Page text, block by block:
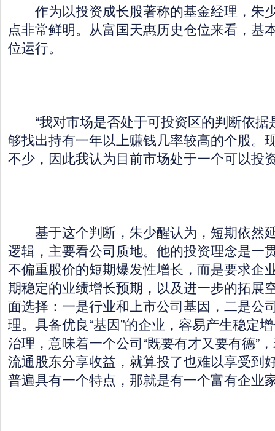
作为以投资成长股著称的基金经理，朱
点非常鲜明。从富国天惠历史仓位来看，基
位运行。
“我对市场是否处于可投资区的判断依据
够找出持有一年以上赚钱几率较高的个股。
不少，因此我认为目前市场处于一个可以投
基于这个判断，朱少醒认为，短期依然
逻辑，主要看公司质地。他的投资理念是一
不偏重股价的短期爆发性增长，而是要求企
期稳定的业绩增长预期，以及进一步的拓展
面选择：一是行业和上市公司基因，二是公
理。具备优良“基因”的企业，容易产生稳定
治理，意味着一个公司“既要有才又要有德”
流通股东分享收益，就算投了也难以享受到
普遍具有一个特点，那就是有一个富有企业